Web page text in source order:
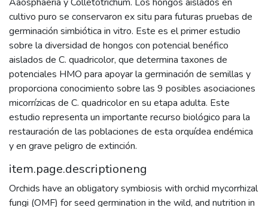
cultivo puro se conservaron ex situ para futuras pruebas de
germinación simbiótica in vitro. Este es el primer estudio
sobre la diversidad de hongos con potencial benéfico
aislados de C. quadricolor, que determina taxones de
potenciales HMO para apoyar la germinación de semillas y
proporciona conocimiento sobre las 9 posibles asociaciones
micorrízicas de C. quadricolor en su etapa adulta. Este
estudio representa un importante recurso biológico para la
restauración de las poblaciones de esta orquídea endémica
y en grave peligro de extinción.
item.page.descriptioneng
Orchids have an obligatory symbiosis with orchid mycorrhizal
fungi (OMF) for seed germination in the wild, and nutrition in